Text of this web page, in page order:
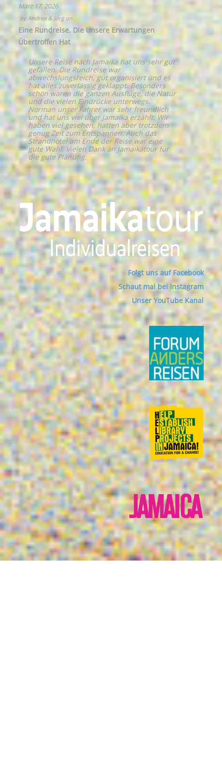
März 17, 2026
byAndrea & Jörgon
Eine Rundreise, Die Unsere Erwartungen
Übertroffen Hat
Unsere Reise nach Jamaika hat uns sehr gut
gefallen. Die Rundreise war
abwechslungsreich, gut organisiert und es
hat alles zuverlässig geklappt. Besonders
schön waren die ganzen Ausflüge, die Natur
und die vielen Eindrücke unterwegs.
Norman unser Fahrer war sehr freundlich
und hat uns viel über Jamaika erzählt. Wir
haben viel gesehen, hatten aber trotzdem
genug Zeit zum Entspannen. Auch das
Strandhotel am Ende der Reise war eine
gute Wahl. Vielen Dank an Jamaikatour für
die gute Planung.
Folgt uns auf Facebook
Schaut mal bei Instagram
Unser YouTube Kanal